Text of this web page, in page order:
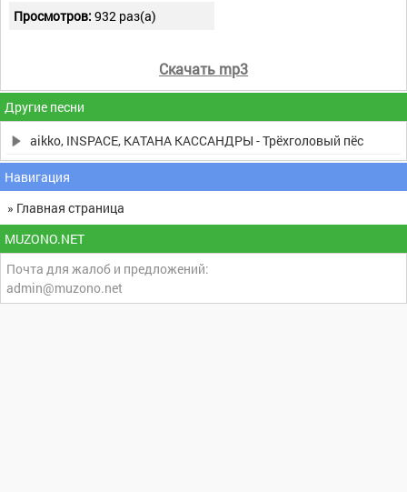
Просмотров: 932 раз(а)
Скачать mp3
Другие песни
aikko, INSPACE, КАТАНА КАССАНДРЫ - Трёхголовый пёс
Навигация
» Главная страница
MUZONO.NET
Почта для жалоб и предложений:
admin@muzono.net